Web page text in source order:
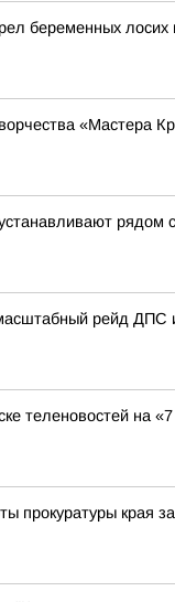
беременных лосих
«Мастера
рядом
рейд ДПС
теленовостей на
прокуратуры края